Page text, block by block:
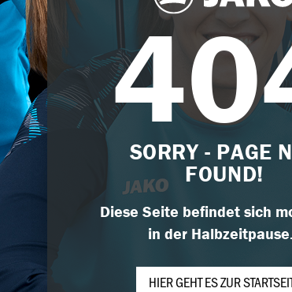
SORRY - PAGE
FOUND!
Diese Seite befindet sich
in der
HIER GEHT ES ZUR